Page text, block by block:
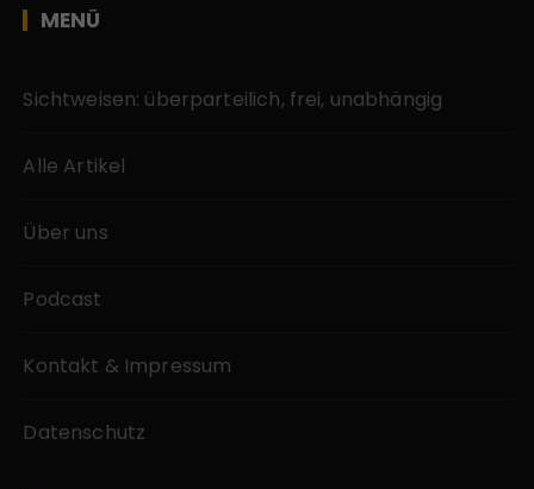
MENÜ
Sichtweisen: überparteilich, frei, unabhängig
Alle Artikel
Über uns
Podcast
Kontakt & Impressum
Datenschutz